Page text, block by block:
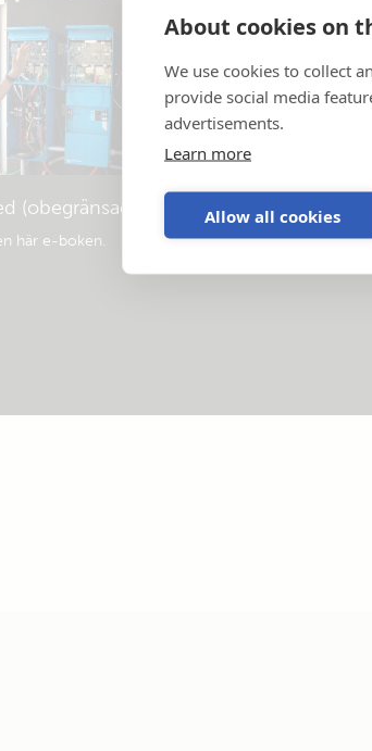
About cookies on
We use cookies to collect
provide social media
advertisements.
Learn more
Allow all cookies
(obegränsad koppling)
här e-boken.